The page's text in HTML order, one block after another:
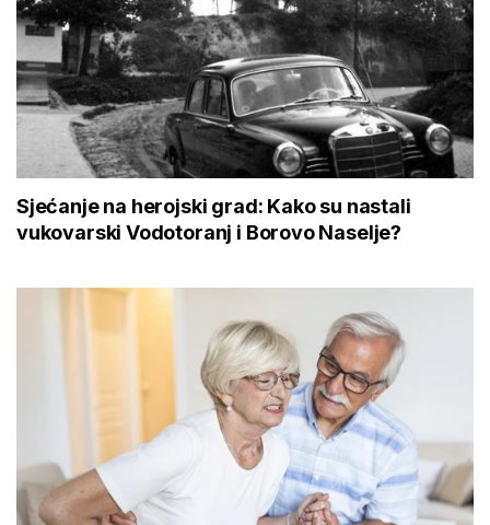
Sjećanje na herojski grad: Kako su nastali
vukovarski Vodotoranj i Borovo Naselje?